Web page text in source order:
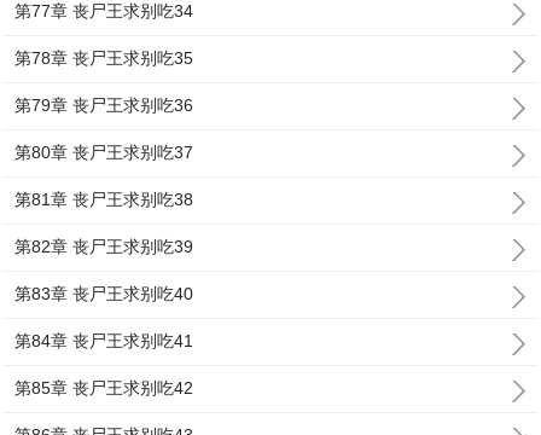
第77章 丧尸王求别吃34
第78章 丧尸王求别吃35
第79章 丧尸王求别吃36
第80章 丧尸王求别吃37
第81章 丧尸王求别吃38
第82章 丧尸王求别吃39
第83章 丧尸王求别吃40
第84章 丧尸王求别吃41
第85章 丧尸王求别吃42